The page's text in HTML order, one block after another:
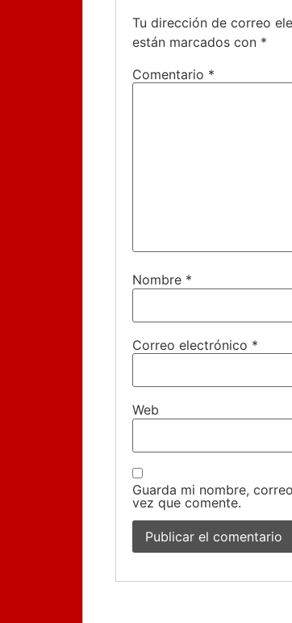
Tu dirección de correo
están marcados con *
Comentario *
Nombre *
Correo electrónico *
Web
Guarda mi nombre,
vez que comente.